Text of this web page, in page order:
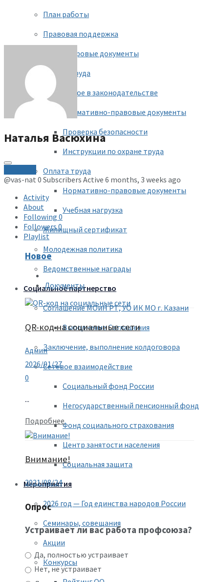
План работы
Правовая поддержка
Кадровые документы
Охрана труда
Новое в законодательстве
Нормативно-правовые документы
Проверка безопасности
Инструкции по охране труда
Оплата труда
Нормативно-правовые документы
Учебная нагрузка
Жилищный сертификат
Молодежная политика
Ведомственные награды
Социальное партнерство
Соглашение МОиН РТ, УО ИК МО г. Казани
Выполнение Соглашения
Заключение, выполнение колдоговора
Сетевое взаимодействие
Социальный фонд России
Негосударственный пенсионный фонд
Фонд социального страхования
Центр занятости населения
Социальная защита
Мероприятия
2026 год — Год единства народов России
Семинары, совещания
Акции
Конкурсы
Наталья Васюхина
@vas-nat 0 Subscribers Active 6 months, 3 weeks ago
Activity
About
Following 0
Followers0
Playlist
Новое
Документы
QR-код на социальные сети
Админ
2026/01/27
0
...
Подробнее
Внимание!
2021/08/24
Опрос
Устраивает ли вас работа профсоюза?
Да, полностью устраивает
Нет, не устраивает